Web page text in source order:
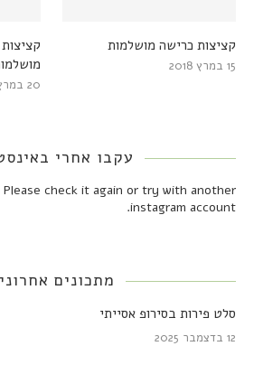
20 במרץ 2018
קציצות כרישה מושלמות
15 במרץ 2018
עקבו אחרי
check it again or try with another
instagram account.
מתכונים
סלט פירות בסירופ אסייתי
12 בדצמבר 2025